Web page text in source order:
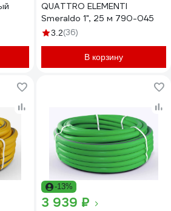
QUATTRO ELEMENTI
Smeraldo 1", 25 м 790-045
3.2(36)
В корзину
-13%
3 939 ₽